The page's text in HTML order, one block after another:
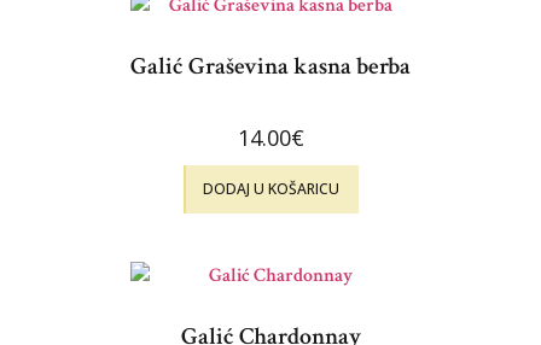
Galić Graševina kasna berba
14.00€
DODAJ U KOŠARICU
Galić Chardonnay